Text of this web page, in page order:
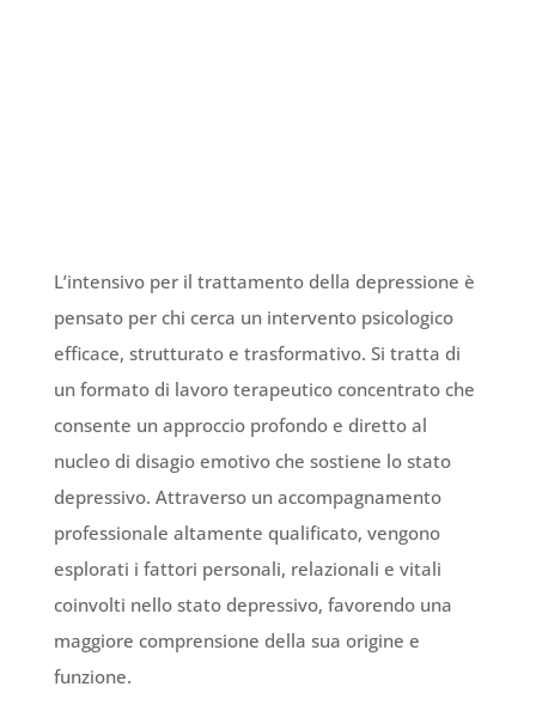
L’intensivo per il trattamento della depressione è
pensato per chi cerca un intervento psicologico
efficace, strutturato e trasformativo. Si tratta di
un formato di lavoro terapeutico concentrato che
consente un approccio profondo e diretto al
nucleo di disagio emotivo che sostiene lo stato
depressivo. Attraverso un accompagnamento
professionale altamente qualificato, vengono
esplorati i fattori personali, relazionali e vitali
coinvolti nello stato depressivo, favorendo una
maggiore comprensione della sua origine e
funzione.